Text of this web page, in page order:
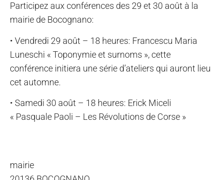
Participez aux conférences des 29 et 30 août à la
mairie de Bocognano:
• Vendredi 29 août – 18 heures: Francescu Maria
Luneschi « Toponymie et surnoms », cette
conférence initiera une série d’ateliers qui auront lieu
cet automne.
• Samedi 30 août – 18 heures: Erick Miceli
« Pasquale Paoli – Les Révolutions de Corse »
mairie